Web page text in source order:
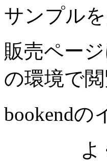
サンプル
販売ペー
の環境で
bookendの
よくあ